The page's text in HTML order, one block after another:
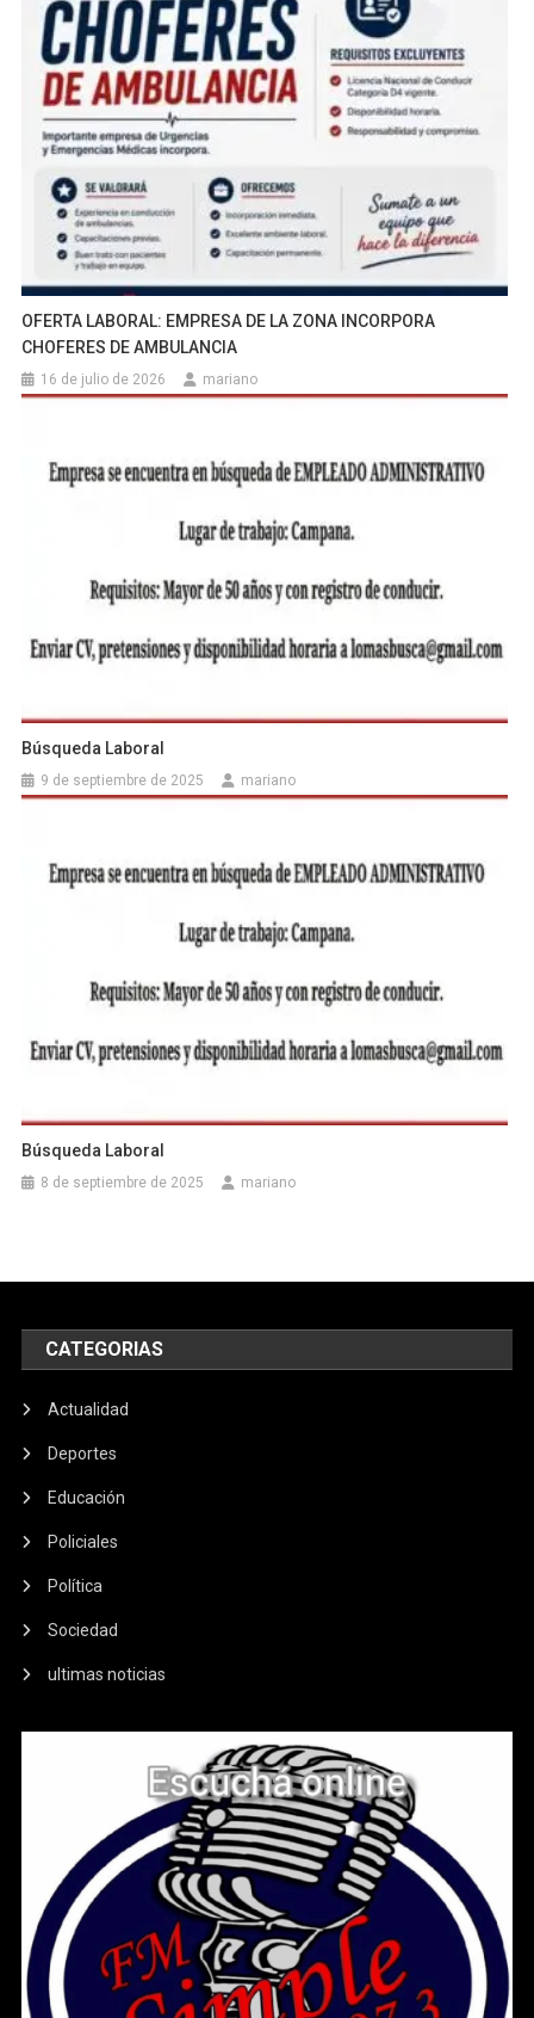
OFERTA LABORAL: EMPRESA DE LA ZONA INCORPORA
CHOFERES DE AMBULANCIA
16 de julio de 2026 mariano
Búsqueda Laboral
9 de septiembre de 2025 mariano
Búsqueda Laboral
8 de septiembre de 2025 mariano
CATEGORIAS
Actualidad
Deportes
Educación
Policiales
Política
Sociedad
ultimas noticias